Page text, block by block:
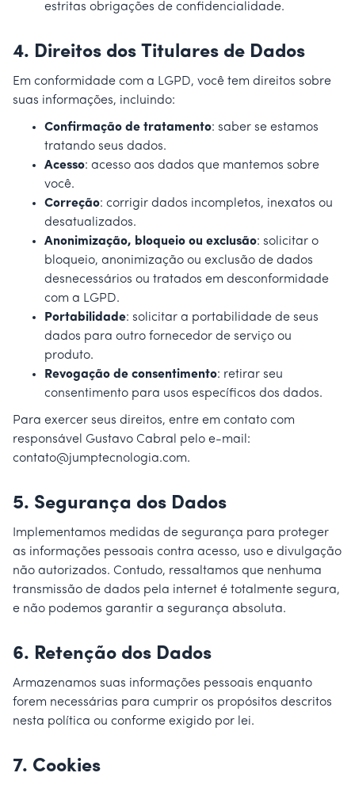
estritas obrigações de confidencialidade.
4. Direitos dos Titulares de Dados
Em conformidade com a LGPD, você tem direitos sobre
suas informações, incluindo:
Confirmação de tratamento: saber se estamos
tratando seus dados.
Acesso: acesso aos dados que mantemos sobre
você.
Correção: corrigir dados incompletos, inexatos ou
desatualizados.
Anonimização, bloqueio ou exclusão: solicitar o
bloqueio, anonimização ou exclusão de dados
desnecessários ou tratados em desconformidade
com a LGPD.
Portabilidade: solicitar a portabilidade de seus
dados para outro fornecedor de serviço ou
produto.
Revogação de consentimento: retirar seu
consentimento para usos específicos dos dados.
Para exercer seus direitos, entre em contato com
responsável Gustavo Cabral pelo e-mail:
contato@jumptecnologia.com.
5. Segurança dos Dados
Implementamos medidas de segurança para proteger
as informações pessoais contra acesso, uso e divulgação
não autorizados. Contudo, ressaltamos que nenhuma
transmissão de dados pela internet é totalmente segura,
e não podemos garantir a segurança absoluta.
6. Retenção dos Dados
Armazenamos suas informações pessoais enquanto
forem necessárias para cumprir os propósitos descritos
nesta política ou conforme exigido por lei.
7. Cookies